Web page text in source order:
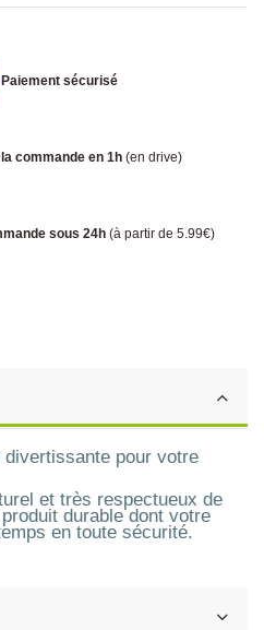
Paiement sécurisé
commande en 1h (en drive)
sous 24h (à partir de 5.99€)
pour votre
et très respectueux de
durable dont votre
en toute sécurité.